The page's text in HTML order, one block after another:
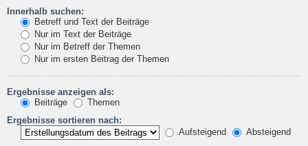
Innerhalb suchen:
Betreff und Text der Beiträge
Nur im Text der Beiträge
Nur im Betreff der Themen
Nur im ersten Beitrag der Themen
Ergebnisse anzeigen als:
Beiträge
Themen
Ergebnisse sortieren nach:
Aufsteigend
Absteigend